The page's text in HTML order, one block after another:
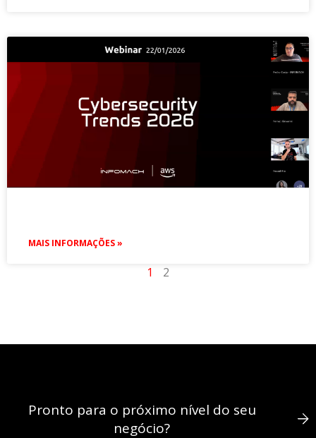
MAIS INFORMAÇÕES »
1 2
Pronto para o próximo nível do seu
negócio?